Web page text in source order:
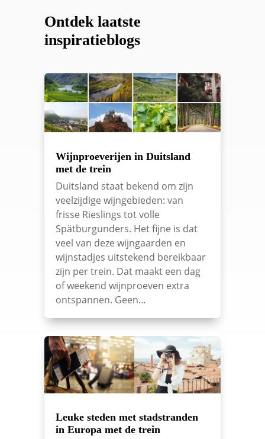
Ontdek laatste
inspiratieblogs
Wijnproeverijen in Duitsland
met de trein
Duitsland staat bekend om zijn
veelzijdige wijngebieden: van
frisse Rieslings tot volle
Spätburgunders. Het fijne is dat
veel van deze wijngaarden en
wijnstadjes uitstekend bereikbaar
zijn per trein. Dat maakt een dag
of weekend wijnproeven extra
ontspannen. Geen…
Leuke steden met stadstranden
in Europa met de trein